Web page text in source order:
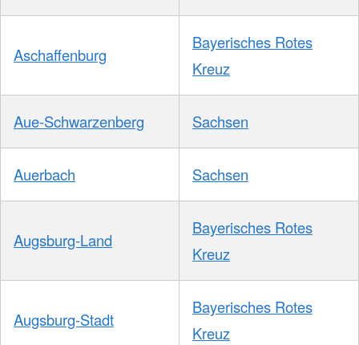
Aschaffenburg
Bayerisches Rotes
Kreuz
Aue-Schwarzenberg Sachsen
Auerbach Sachsen
Augsburg-Land
Bayerisches Rotes
Kreuz
Augsburg-Stadt
Bayerisches Rotes
Kreuz